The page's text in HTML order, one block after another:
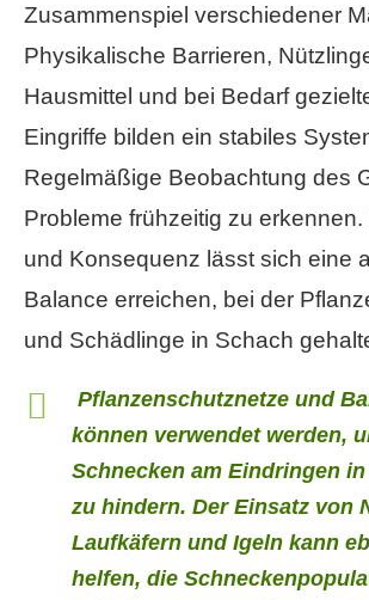
Zusammenspiel verschiedener
Physikalische Barrieren,
Hausmittel und bei Bedarf
Eingriffe bilden ein stabiles
Regelmäßige Beobachtung des
Probleme frühzeitig zu erkennen.
und Konsequenz lässt sich eine
Balance erreichen, bei der
und Schädlinge in Schach
Pflanzenschutznetze und
können verwendet werden,
Schnecken am Eindringen
zu hindern. Der Einsatz von
Laufkäfern und Igeln kann
helfen, die